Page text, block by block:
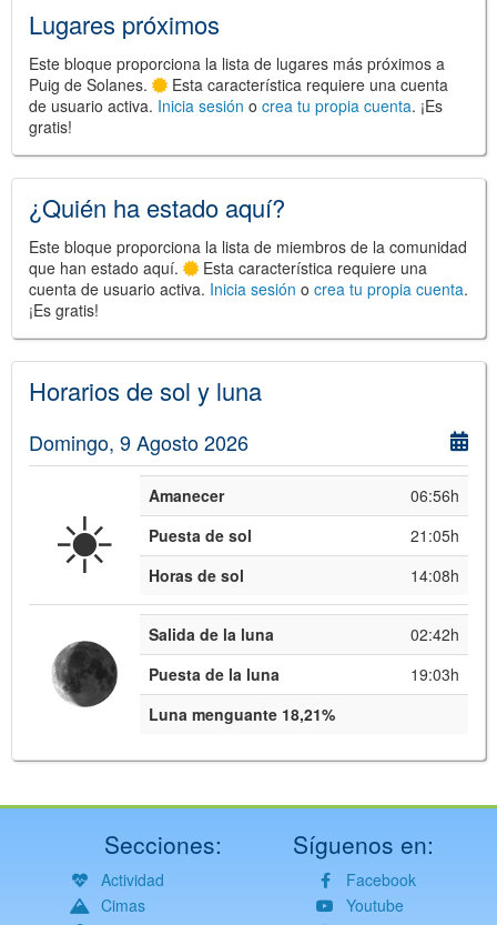
©Leaflet
JS library for interactive maps
©OpenStreetMap ,OpenTopoMap
Catalunya (CC BY-SH 4.0)
Lugares próximos
Este bloque proporciona la lista de lugares más próximos a
Puig de Solanes.
Esta característica requiere una cuenta
de usuario activa. Inicia sesión o crea tu propia cuenta. ¡Es
gratis!
¿Quién ha estado aquí?
Este bloque proporciona la lista de miembros de la comunidad
que han estado aquí.
Esta característica requiere una
cuenta de usuario activa. Inicia sesión o crea tu propia cuenta.
¡Es gratis!
Horarios de sol y luna
Domingo, 9 Agosto 2026
☀️ Amanecer
06:56h
Puesta de sol
21:05h
Horas de sol
14:08h
Salida de la luna
02:42h
Puesta de la luna
19:03h
Luna menguante 18,21%
Secciones:
Actividad
Cimas
Síguenos en:
Facebook
Youtube